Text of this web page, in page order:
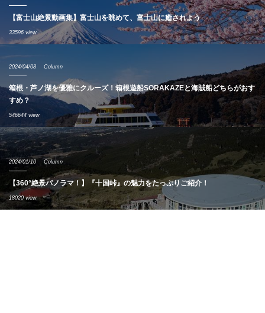
【富士山絶景動画集】富士山を眺めて、富士山に癒されよう
33596 view
2024/04/08 Column
箱根・芦ノ湖を優雅にクルーズ！箱根遊船SORAKAZEと海賊船どちらがおす
すめ？
546644 view
2024/01/10 Column
【360°絶景パノラマ！】『十国峠』の魅力をたっぷりご紹介！
18020 view